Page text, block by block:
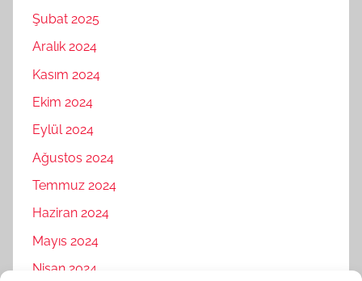
Şubat 2025
Aralık 2024
Kasım 2024
Ekim 2024
Eylül 2024
Ağustos 2024
Temmuz 2024
Haziran 2024
Mayıs 2024
Nisan 2024